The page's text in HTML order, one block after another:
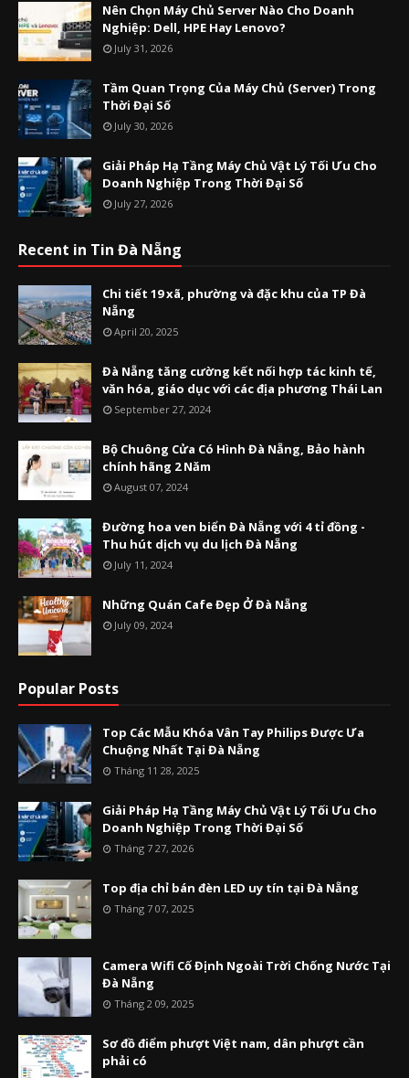
Nên Chọn Máy Chủ Server Nào Cho Doanh
Nghiệp: Dell, HPE Hay Lenovo?
July 31, 2026
Tầm Quan Trọng Của Máy Chủ (Server) Trong
Thời Đại Số
July 30, 2026
Giải Pháp Hạ Tầng Máy Chủ Vật Lý Tối Ưu Cho
Doanh Nghiệp Trong Thời Đại Số
July 27, 2026
Recent in Tin Đà Nẵng
Chi tiết 19 xã, phường và đặc khu của TP Đà
Nẵng
April 20, 2025
Đà Nẵng tăng cường kết nối hợp tác kinh tế,
văn hóa, giáo dục với các địa phương Thái Lan
September 27, 2024
Bộ Chuông Cửa Có Hình Đà Nẵng, Bảo hành
chính hãng 2 Năm
August 07, 2024
Đường hoa ven biển Đà Nẵng với 4 tỉ đồng -
Thu hút dịch vụ du lịch Đà Nẵng
July 11, 2024
Những Quán Cafe Đẹp Ở Đà Nẵng
July 09, 2024
Popular Posts
Top Các Mẫu Khóa Vân Tay Philips Được Ưa
Chuộng Nhất Tại Đà Nẵng
Tháng 11 28, 2025
Giải Pháp Hạ Tầng Máy Chủ Vật Lý Tối Ưu Cho
Doanh Nghiệp Trong Thời Đại Số
Tháng 7 27, 2026
Top địa chỉ bán đèn LED uy tín tại Đà Nẵng
Tháng 7 07, 2025
Camera Wifi Cố Định Ngoài Trời Chống Nước Tại
Đà Nẵng
Tháng 2 09, 2025
Sơ đồ điểm phượt Việt nam, dân phượt cần
phải có